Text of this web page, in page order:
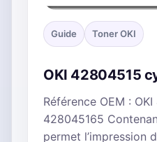
Guide Toner OKI
OKI 42804515
Référence OEM :
428045165
permet l’impression